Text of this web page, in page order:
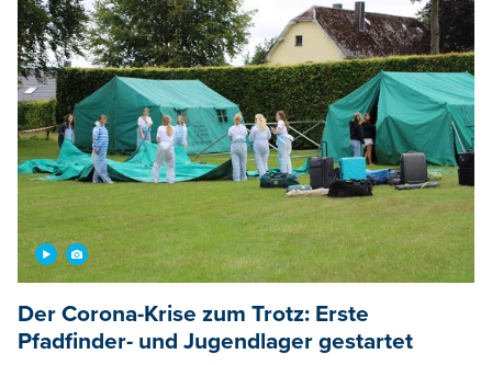
Der Corona-Krise zum Trotz: Erste
Pfadfinder- und Jugendlager gestartet